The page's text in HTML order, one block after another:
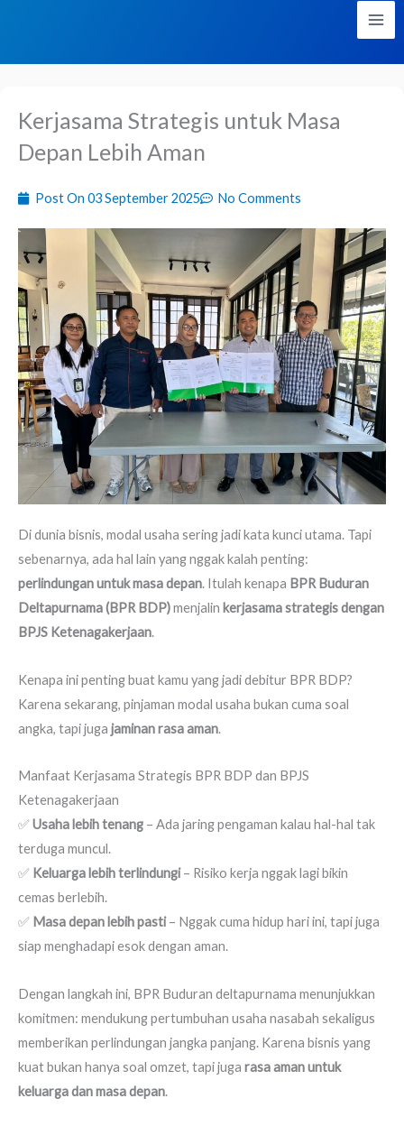
Kerjasama Strategis untuk Masa
Depan Lebih Aman
Post On 03 September 2025 No Comments
Di dunia bisnis, modal usaha sering jadi kata kunci utama. Tapi
sebenarnya, ada hal lain yang nggak kalah penting:
perlindungan untuk masa depan. Itulah kenapa BPR Buduran
Deltapurnama (BPR BDP)menjalin kerjasama strategis dengan
BPJS Ketenagakerjaan.
Kenapa ini penting buat kamu yang jadi debitur BPR BDP?
Karena sekarang, pinjaman modal usaha bukan cuma soal
angka, tapi juga jaminan rasa aman.
Manfaat Kerjasama Strategis BPR BDP dan BPJS
Ketenagakerjaan
✅ Usaha lebih tenang – Ada jaring pengaman kalau hal-hal tak
terduga muncul.
✅ Keluarga lebih terlindungi– Risiko kerja nggak lagi bikin
cemas berlebih.
✅ Masa depan lebih pasti– Nggak cuma hidup hari ini, tapi juga
siap menghadapi esok dengan aman.
Dengan langkah ini, BPR Buduran deltapurnama menunjukkan
komitmen: mendukung pertumbuhan usaha nasabah sekaligus
memberikan perlindungan jangka panjang. Karena bisnis yang
kuat bukan hanya soal omzet, tapi juga rasa aman untuk
keluarga dan masa depan.